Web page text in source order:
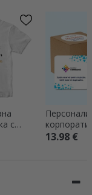
с
13.98 €